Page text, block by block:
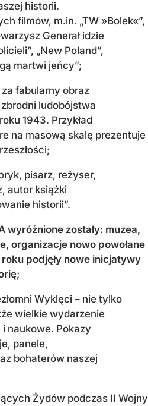
historii.
filmów, m.in. „TW »Bolek«”,
Generał idzie
„New Poland”,
martwi jeńcy”;
za fabularny obraz
ludobójstwa
1943. Przykład
na masową skalę prezentuje
pisarz, reżyser,
autor książki
historii”.
wyróżnione zostały: muzea,
organizacje nowo powołane
roku podjęły nowe inicjatywy
Wyklęci – nie tylko
wielkie wydarzenie
naukowe. Pokazy
panele,
bohaterów naszej
Żydów podczas II Wojny